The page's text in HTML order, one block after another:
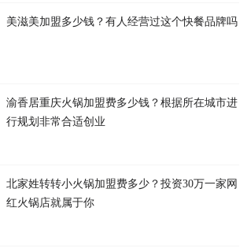
美滋美加盟多少钱？有人经营过这个快餐品牌吗
渝香居重庆火锅加盟费多少钱？根据所在城市进
行规划非常合适创业
北家姓转转小火锅加盟费多少？投资30万一家网
红火锅店就属于你